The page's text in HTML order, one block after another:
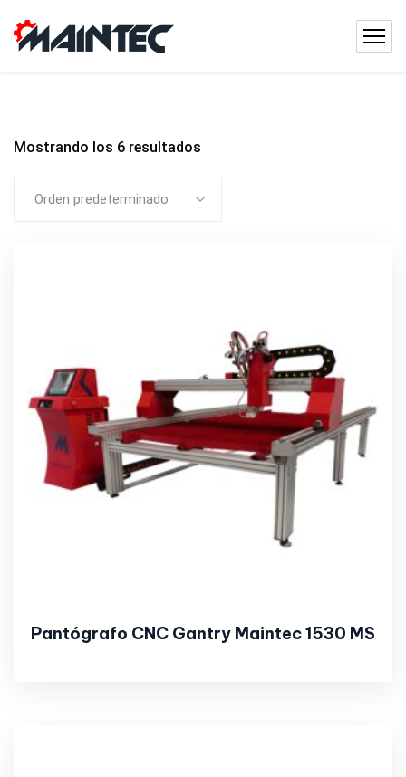
Mostrando los 6 resultados
Orden predeterminado
Pantógrafo CNC Gantry Maintec 1530 MS